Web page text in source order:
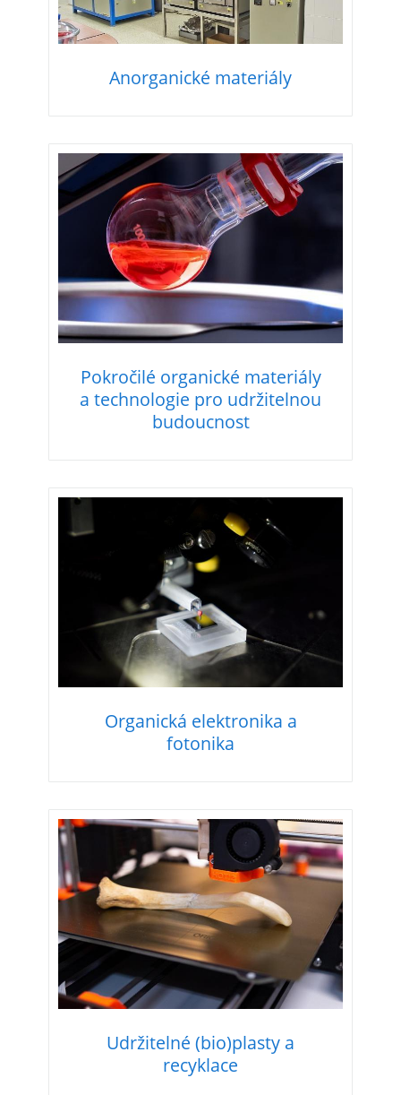
Anorganické materiály
Pokročilé organické materiály
a technologie pro udržitelnou
budoucnost
Organická elektronika a
fotonika
Udržitelné (bio)plasty a
recyklace